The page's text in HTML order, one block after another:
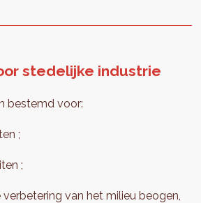
stedelijke industrie
bestemd voor:
;
;
van het milieu beogen,